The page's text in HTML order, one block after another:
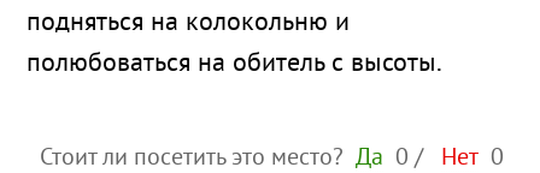
подняться на колокольню и
полюбоваться на обитель с высоты.
Стоит ли посетить это место? Да 0 / Нет 0